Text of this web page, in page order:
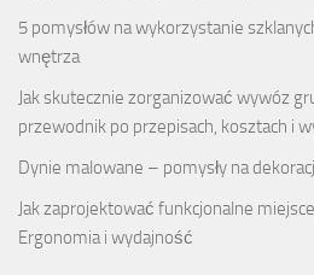
5 pomysłów na wykorzystanie
wnętrza
Jak skutecznie zorganizować wywóz
przewodnik po przepisach, kosztach i
Dynie malowane – pomysły na
Jak zaprojektować funkcjonalne
Ergonomia i wydajność